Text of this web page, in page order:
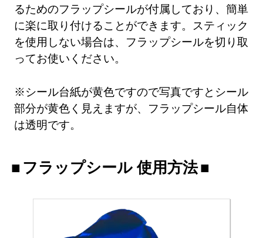
るためのフラップシールが付属しており、簡単
に楽に取り付けることができます。スティック
を使用しない場合は、フラップシールを切り取
ってお使いください。
※シール台紙が黄色ですので写真ですとシール
部分が黄色く見えますが、フラップシール自体
は透明です。
フラップシール 使用方法